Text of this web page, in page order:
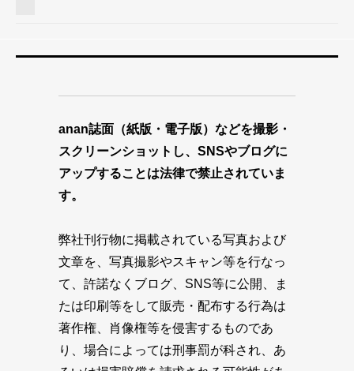
anan誌面（紙版・電子版）などを撮影・
スクリーンショットし、SNSやブログに
アップすることは法律で禁止されていま
す。
弊社刊行物に掲載されている写真および
文章を、写真撮影やスキャン等を行なっ
て、許諾なくブログ、SNS等に公開、ま
たは印刷等をして販売・配布する行為は
著作権、肖像権等を侵害するものであ
り、場合によっては刑事罰が科され、あ